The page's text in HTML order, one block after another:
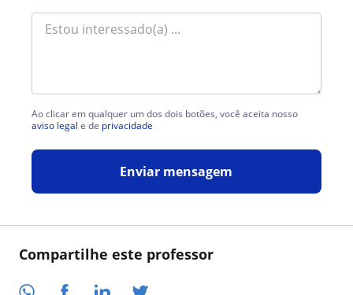
Compartilhe este professor
Ao clicar em qualquer um dos dois botões, você aceita nosso
aviso legal e de privacidade
Enviar mensagem